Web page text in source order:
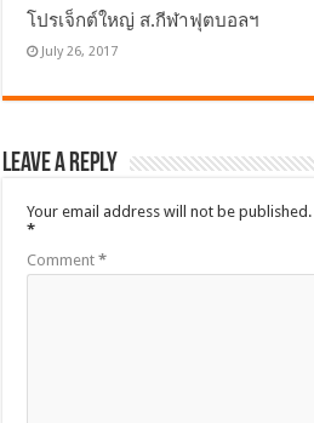
โปรเจ็กต์ใหญ่ ส.กีฬาฟุตบอลฯ
July 26, 2017
Leave a Reply
Your email address will not be published.
*
Comment*